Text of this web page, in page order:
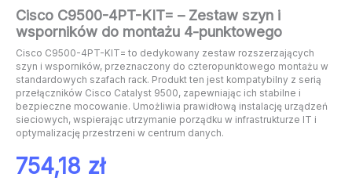
Cisco C9500-4PT-KIT= – Zestaw szyn i
wsporników do montażu 4-punktowego
Cisco C9500-4PT-KIT= to dedykowany zestaw rozszerzających
szyn i wsporników, przeznaczony do czteropunktowego montażu w
standardowych szafach rack. Produkt ten jest kompatybilny z serią
przełączników Cisco Catalyst 9500, zapewniając ich stabilne i
bezpieczne mocowanie. Umożliwia prawidłową instalację urządzeń
sieciowych, wspierając utrzymanie porządku w infrastrukturze IT i
optymalizację przestrzeni w centrum danych.
754,18 zł